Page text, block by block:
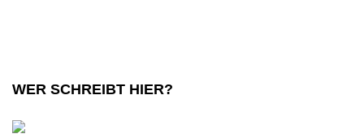
WER SCHREIBT HIER?